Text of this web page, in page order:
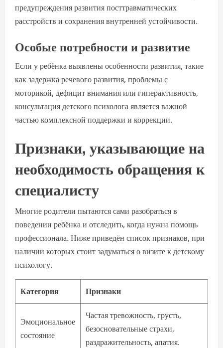
предупреждения развития посттравматических
расстройств и сохранения внутренней устойчивости.
Особые потребности и развитие
Если у ребёнка выявлены особенности развития, такие
как задержка речевого развития, проблемы с
моторикой, дефицит внимания или гиперактивность,
консультация детского психолога является важной
частью комплексной поддержки и коррекции.
Признаки, указывающие на
необходимость обращения к
специалисту
Многие родители пытаются сами разобраться в
поведении ребёнка и отследить, когда нужна помощь
профессионала. Ниже приведён список признаков, при
наличии которых стоит задуматься о визите к детскому
психологу.
Категория Признаки
Эмоциональное
состояние
Частая тревожность, грусть,
безосновательные страхи,
раздражительность, апатия.